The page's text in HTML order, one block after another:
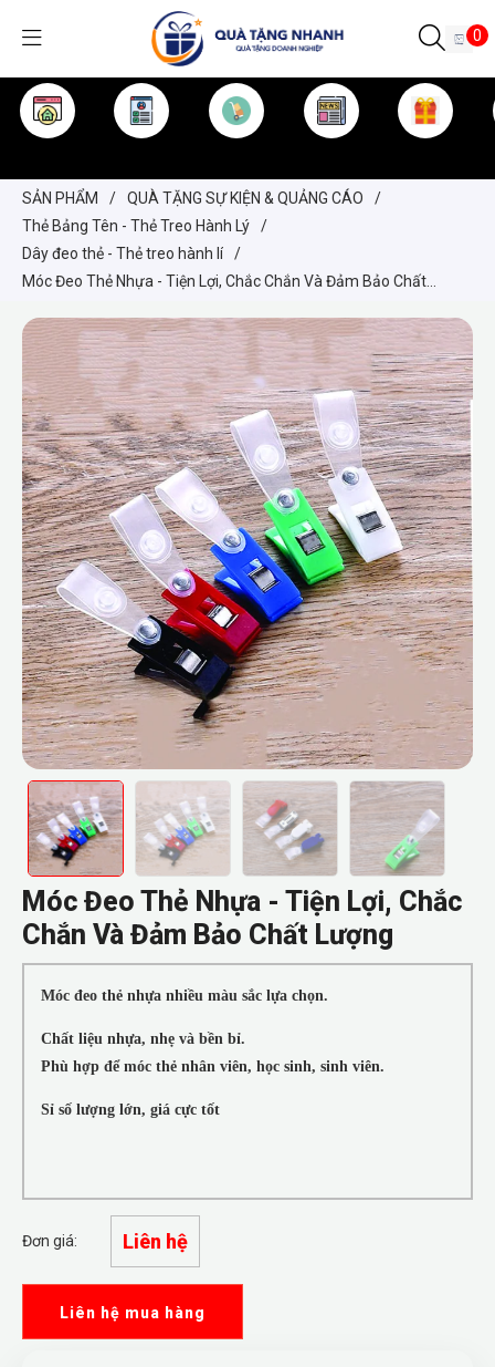
0
SẢN PHẨM / QUÀ TẶNG SỰ KIỆN & QUẢNG CÁO
/
Thẻ Bảng Tên - Thẻ Treo Hành Lý
/
Dây đeo thẻ - Thẻ treo hành lí
/
Móc Đeo Thẻ Nhựa - Tiện Lợi, Chắc Chắn Và Đảm Bảo Chất
Móc Đeo Thẻ Nhựa - Tiện Lợi, Chắc
Chắn Và Đảm Bảo Chất Lượng
Móc đeo thẻ nhựa nhiều màu sắc lựa chọn.
Chất liệu nhựa, nhẹ và bền bỉ.
Phù hợp để móc thẻ nhân viên, học sinh, sinh viên.
Sỉ số lượng lớn, giá cực tốt
Đơn giá: Liên hệ
Liên hệ mua hàng